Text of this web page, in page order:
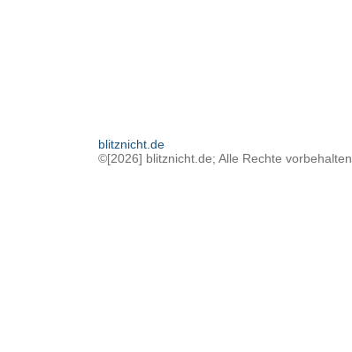
blitznicht.de
©[2026] blitznicht.de; Alle Rechte vorbehalten.